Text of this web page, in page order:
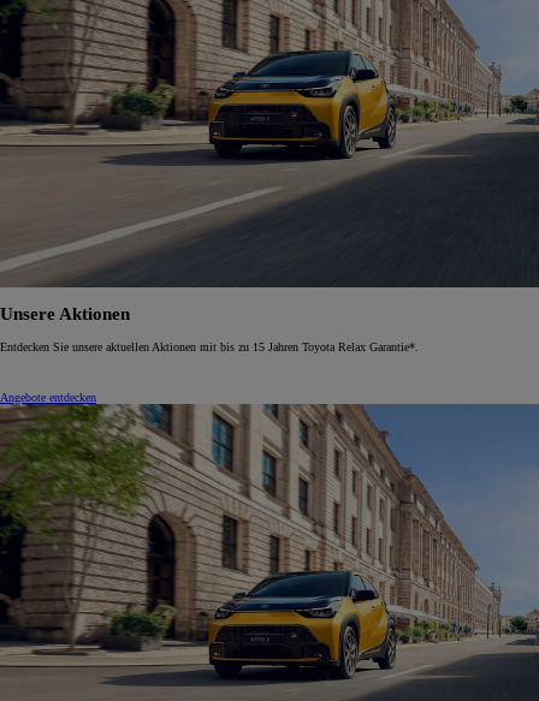
Unsere Aktionen
Entdecken Sie unsere aktuellen Aktionen mit bis zu 15 Jahren Toyota Relax Garantie*.
Angebote entdecken